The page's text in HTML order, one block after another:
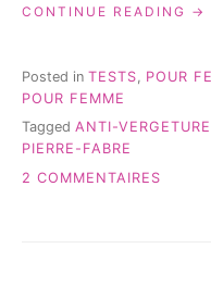
CONTINUE READING «
Posted in TESTS, POUR
POUR FEMME
Tagged ANTI-
PIERRE-FABRE
2 COMMENTAIRES